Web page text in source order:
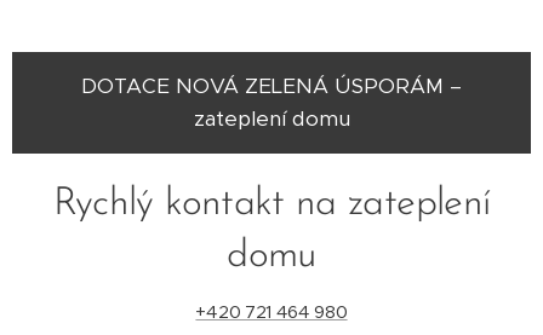
DOTACE NOVÁ ZELENÁ ÚSPORÁM –
zateplení domu
Rychlý kontakt na zateplení
domu
+420 721 464 980